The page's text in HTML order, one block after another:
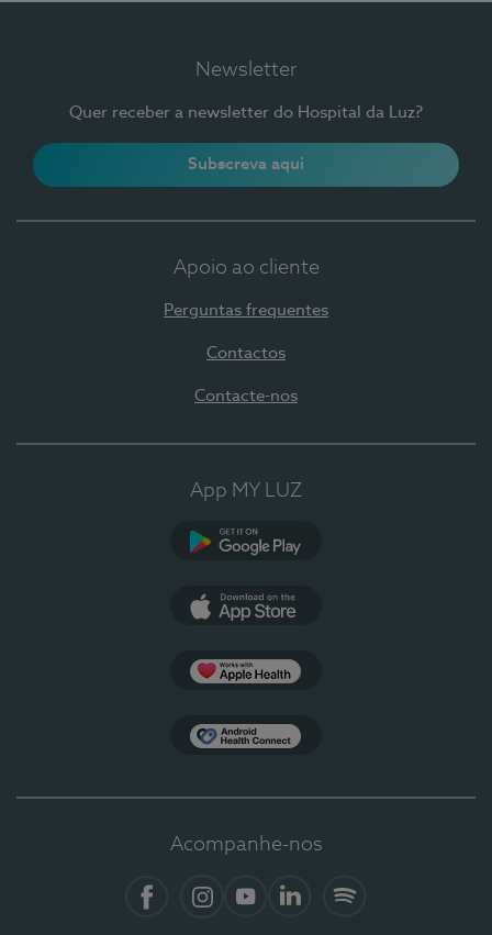
Newsletter
Quer receber a newsletter do Hospital da Luz?
Subscreva aqui
Apoio ao cliente
Perguntas frequentes
Contactos
Contacte-nos
App MY LUZ
Acompanhe-nos